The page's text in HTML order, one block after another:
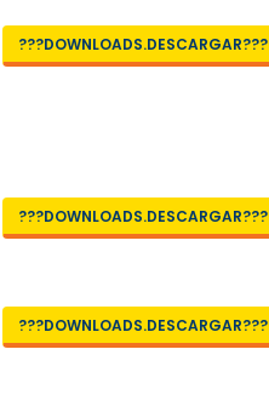
???DOWNLOADS.DESCARGAR???
???DOWNLOADS.DESCARGAR???
???DOWNLOADS.DESCARGAR???